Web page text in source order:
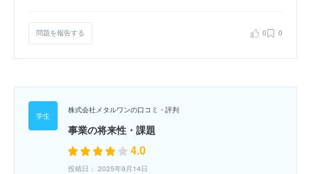
問題を報告する 0 0
株式会社メタルワンの口コミ・評判
事業の将来性・課題
4.0
投稿日： 2025年9月14日